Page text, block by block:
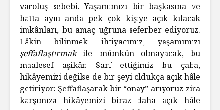
varoluş sebebi. Yaşamımızı bir başkasına ve
hatta aynı anda pek çok kişiye açık kılacak
imkânları, bu amaç uğruna seferber ediyoruz.
Lâkin bilinmek ihtiyacımız, yaşamımızı
şeffaflaştırmakile mümkün olmayacak, bu
maalesef aşikâr. Sarf ettiğimiz bu çaba,
hikâyemizi değilse de bir şeyi oldukça açık hâle
getiriyor: Şeffaflaşarak bir “onay” arıyoruz zira
karşımıza hikâyemizi biraz daha açık hâle